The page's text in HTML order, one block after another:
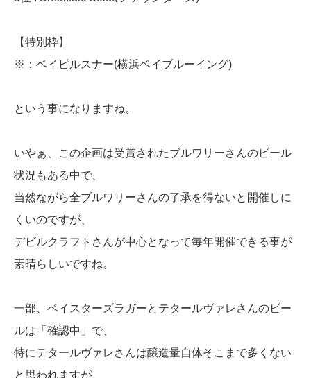
【特別枠】
※：ベイピルスナー(横浜ベイブルーイング)
という事になりますね。
いやぁ、この企画は受賞されたブルワリーさんのビール
状況もある中で、
当然ながら全ブルワリーさんの了承を得ないと開催しに
くいのですが、
デビルクラフトさんが中心となって毎年開催できる事が
素晴らしいですね。
一部、ベイスターズラガーとテタールヴァレさんのビー
ルは「確認中」で、
特にテタールヴァレさんは醸造量自体そこまで多くない
と思われますが、